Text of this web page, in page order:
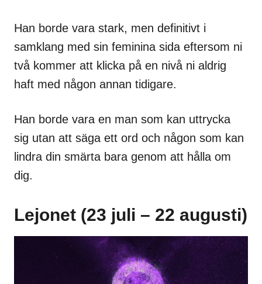
Han borde vara stark, men definitivt i
samklang med sin feminina sida eftersom ni
två kommer att klicka på en nivå ni aldrig
haft med någon annan tidigare.
Han borde vara en man som kan uttrycka
sig utan att säga ett ord och någon som kan
lindra din smärta bara genom att hålla om
dig.
Lejonet (23 juli – 22 augusti)